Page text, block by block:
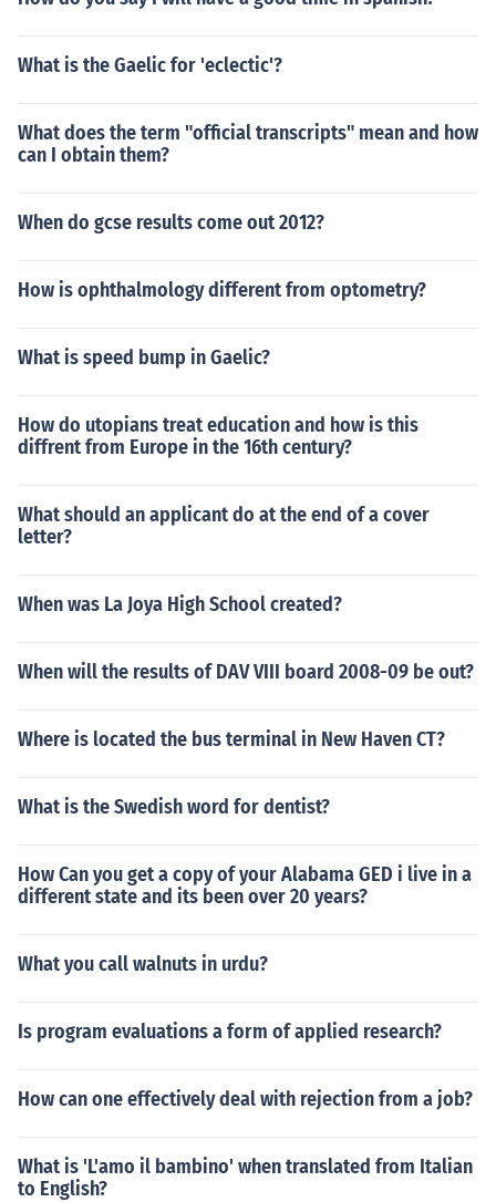
What is the Gaelic for 'eclectic'?
What does the term "official transcripts" mean and how
can I obtain them?
When do gcse results come out 2012?
How is ophthalmology different from optometry?
What is speed bump in Gaelic?
How do utopians treat education and how is this
diffrent from Europe in the 16th century?
What should an applicant do at the end of a cover
letter?
When was La Joya High School created?
When will the results of DAV VIII board 2008-09 be out?
Where is located the bus terminal in New Haven CT?
What is the Swedish word for dentist?
How Can you get a copy of your Alabama GED i live in a
different state and its been over 20 years?
What you call walnuts in urdu?
Is program evaluations a form of applied research?
How can one effectively deal with rejection from a job?
What is 'L'amo il bambino' when translated from Italian
to English?